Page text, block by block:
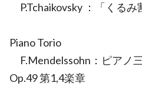
P.Tchaikovsky ：「くるみ
Piano Torio
F.Mendelssohn：ピアノ
Op.49 第1,4楽章